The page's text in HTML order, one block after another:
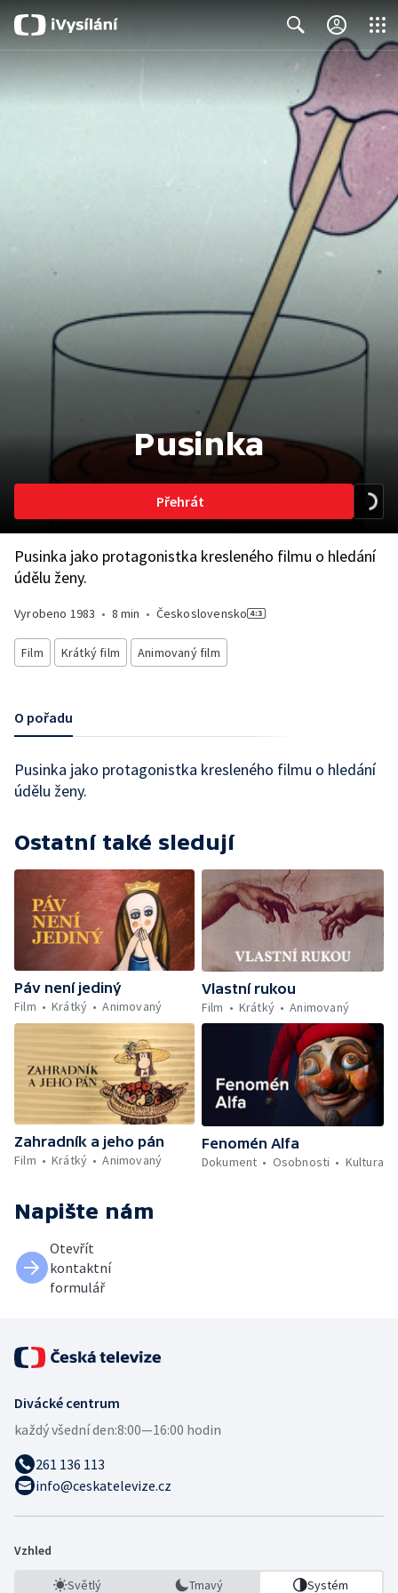
Search Close
Pusinka
Přehrát
Pusinka jako protagonistka kresleného filmu o hledání
údělu ženy.
Vyrobeno 1983 • 8 min • Československo
Film Krátký film Animovaný film
O pořadu
Pusinka jako protagonistka kresleného filmu o hledání
údělu ženy.
Ostatní také sledují
Páv není jediný
Film
Krátký Animovaný
Vlastní rukou
Film
Krátký Animovaný
Zahradník a jeho pán
Film
Krátký Animovaný
Fenomén Alfa
Dokument
Osobnosti Kultura
Napište nám
Otevřít
kontaktní
formulář
Divácké centrum
každý všední den:8:00—16:00 hodin
261 136 113
info@ceskatelevize.cz
Vzhled
Světlý Tmavý Systém